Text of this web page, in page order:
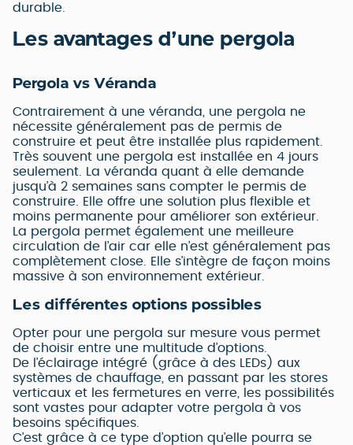
durable.
Les avantages d’une pergola
Pergola vs Véranda
Contrairement à une véranda, une pergola ne
nécessite généralement pas de permis de
construire et peut être installée plus rapidement.
Très souvent une pergola est installée en 4 jours
seulement. La véranda quant à elle demande
jusqu’à 2 semaines sans compter le permis de
construire. Elle offre une solution plus flexible et
moins permanente pour améliorer son extérieur.
La pergola permet également une meilleure
circulation de l’air car elle n’est généralement pas
complètement close. Elle s’intègre de façon moins
massive à son environnement extérieur.
Les différentes options possibles
Opter pour une pergola sur mesure vous permet
de choisir entre une multitude d’options.
De l’éclairage intégré (grâce à des LEDs) aux
systèmes de chauffage, en passant par les stores
verticaux et les fermetures en verre, les possibilités
sont vastes pour adapter votre pergola à vos
besoins spécifiques.
C’est grâce à ce type d’option qu’elle pourra se